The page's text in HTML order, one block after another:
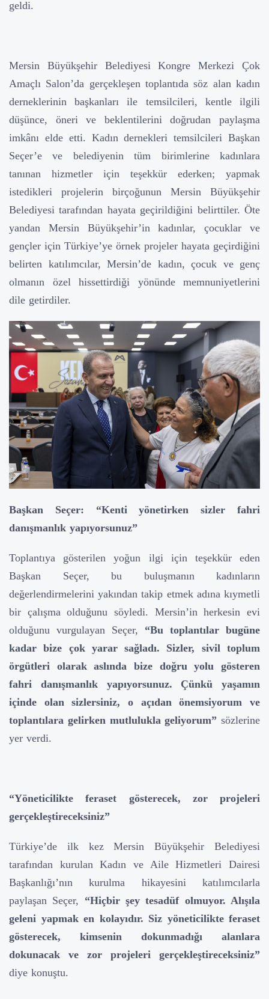
geldi.
Mersin Büyükşehir Belediyesi Kongre Merkezi Çok
Amaçlı Salon’da gerçekleşen toplantıda söz alan kadın
derneklerinin başkanları ile temsilcileri, kentle ilgili
düşünce, öneri ve beklentilerini doğrudan paylaşma
imkânı elde etti. Kadın dernekleri temsilcileri Başkan
Seçer’e ve belediyenin tüm birimlerine kadınlara
tanınan hizmetler için teşekkür ederken; yapmak
istedikleri projelerin birçoğunun Mersin Büyükşehir
Belediyesi tarafından hayata geçirildiğini belirttiler. Öte
yandan Mersin Büyükşehir’in kadınlar, çocuklar ve
gençler için Türkiye’ye örnek projeler hayata geçirdiğini
belirten katılımcılar, Mersin’de kadın, çocuk ve genç
olmanın özel hissettirdiği yönünde memnuniyetlerini
dile getirdiler.
Başkan Seçer: “Kenti yönetirken sizler fahri
danışmanlık yapıyorsunuz”
Toplantıya gösterilen yoğun ilgi için teşekkür eden
Başkan Seçer, bu buluşmanın kadınların
değerlendirmelerini yakından takip etmek adına kıymetli
bir çalışma olduğunu söyledi. Mersin’in herkesin evi
olduğunu vurgulayan Seçer, “Bu toplantılar bugüne
kadar bize çok yarar sağladı. Sizler, sivil toplum
örgütleri olarak aslında bize doğru yolu gösteren
fahri danışmanlık yapıyorsunuz. Çünkü yaşamın
içinde olan sizlersiniz, o açıdan önemsiyorum ve
toplantılara gelirken mutlulukla geliyorum” sözlerine
yer verdi.
“Yöneticilikte feraset gösterecek, zor projeleri
gerçekleştireceksiniz”
Türkiye’de ilk kez Mersin Büyükşehir Belediyesi
tarafından kurulan Kadın ve Aile Hizmetleri Dairesi
Başkanlığı’nın kurulma hikayesini katılımcılarla
paylaşan Seçer, “Hiçbir şey tesadüf olmuyor. Alışıla
geleni yapmak en kolayıdır. Siz yöneticilikte feraset
gösterecek, kimsenin dokunmadığı alanlara
dokunacak ve zor projeleri gerçekleştireceksiniz”
diye konuştu.